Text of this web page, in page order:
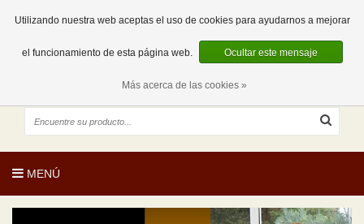
0 Artículos
ES
EUR
MENÚ
Utilizando nuestra web aceptas el uso de cookies para ayudarnos a mejorar
el funcionamiento de esta página web. Ocultar este mensaje
Más acerca de las cookies »